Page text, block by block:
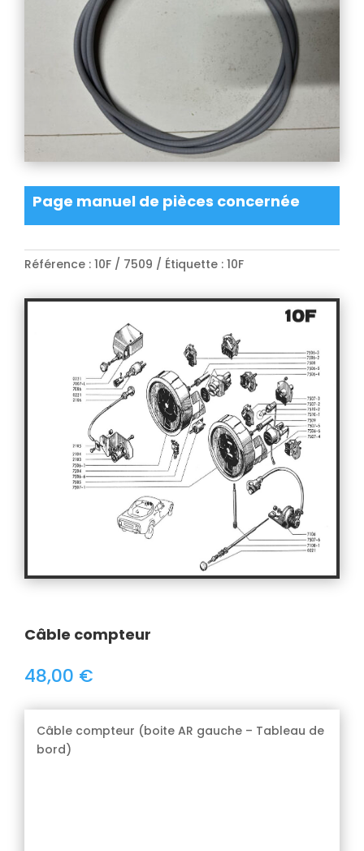
Page manuel de pièces concernée
Référence : 10F / 7509 Étiquette : 10F
Câble compteur
48,00 €
Câble compteur (boite AR gauche – Tableau de
bord)